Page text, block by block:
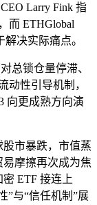
Larry Fink 指
而 ETHGlobal
决实际痛点。
总锁仓量停滞、
动性引导机制，
向更成熟方向演
市暴跌，市值蒸
摩擦再次成为焦
ETF 接连上
”与“信任机制”展